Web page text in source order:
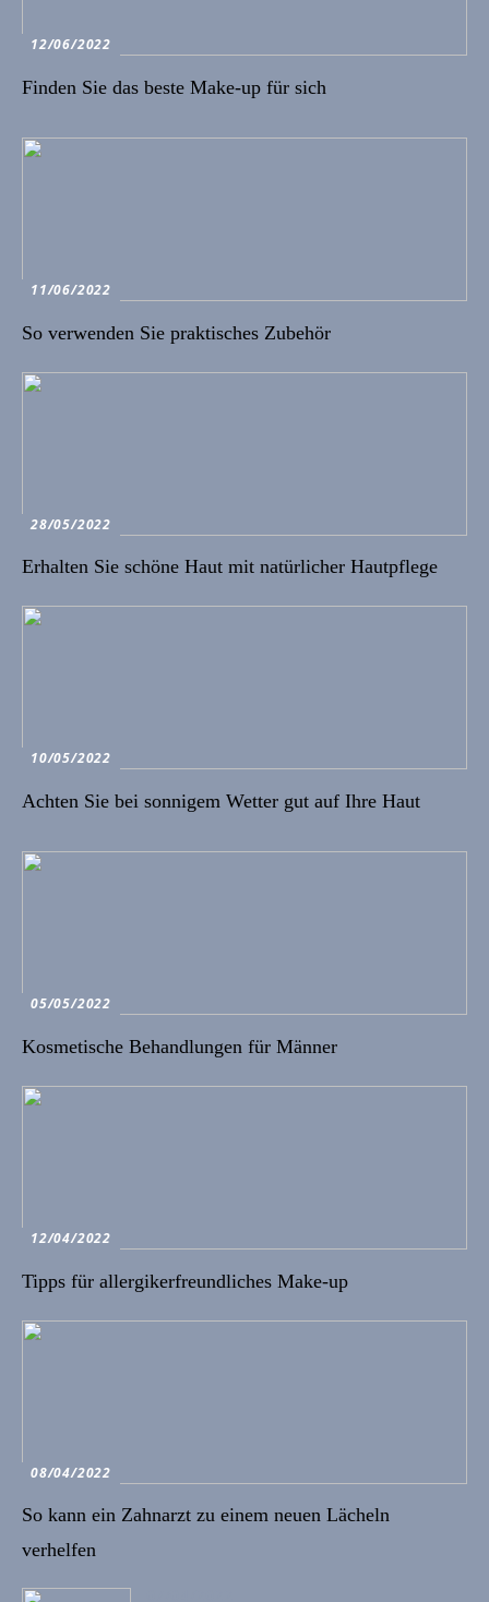
12/06/2022
Finden Sie das beste Make-up für sich
11/06/2022
So verwenden Sie praktisches Zubehör
28/05/2022
Erhalten Sie schöne Haut mit natürlicher Hautpflege
10/05/2022
Achten Sie bei sonnigem Wetter gut auf Ihre Haut
05/05/2022
Kosmetische Behandlungen für Männer
12/04/2022
Tipps für allergikerfreundliches Make-up
08/04/2022
So kann ein Zahnarzt zu einem neuen Lächeln
verhelfen